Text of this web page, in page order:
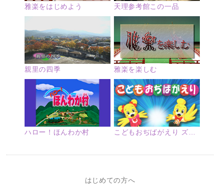
雅楽をはじめよう 天理参考館この一品
親里の四季 雅楽を楽しむ
ハロー！ほんわか村 こどもおぢばがえり ズームアップ
はじめての方へ